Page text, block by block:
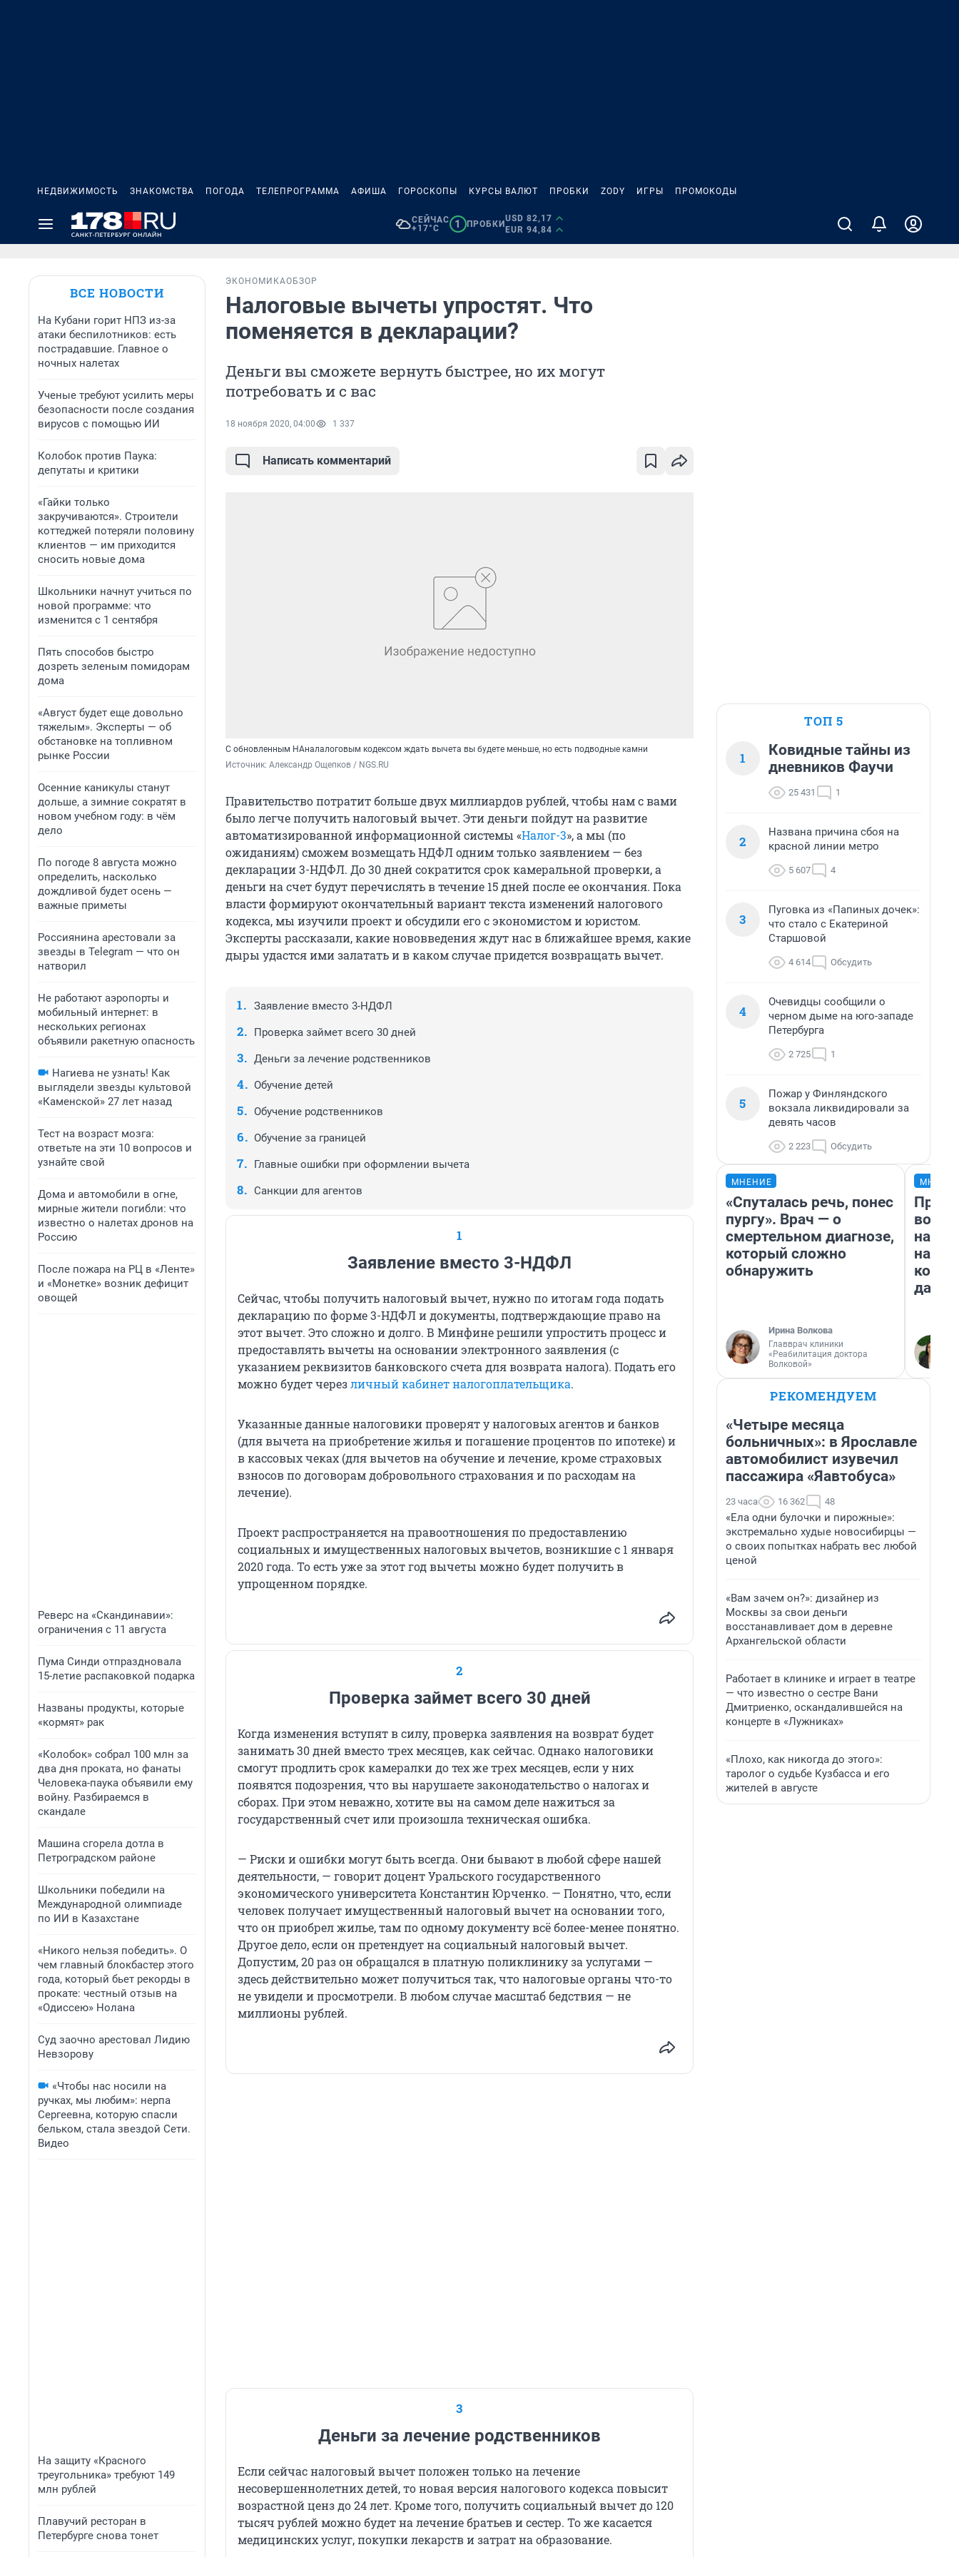
НЕДВИЖИМОСТЬ ЗНАКОМСТВА ПОГОДА ТЕЛЕПРОГРАММА АФИША ГОРОСКОПЫ КУРСЫ ВАЛЮТ ПРОБКИ ZODY ИГРЫ ПРОМОКОДЫ
СЕЙЧАС
+17°C
1 ПРОБКИ
USD 82,17
EUR 94,84
ВСЕ НОВОСТИ
На Кубани горит НПЗ из-за
атаки беспилотников: есть
пострадавшие. Главное о
ночных налетах
Ученые требуют усилить меры
безопасности после создания
вирусов с помощью ИИ
Колобок против Паука:
депутаты и критики
«Гайки только
закручиваются». Строители
коттеджей потеряли половину
клиентов — им приходится
сносить новые дома
Школьники начнут учиться по
новой программе: что
изменится с 1 сентября
Пять способов быстро
дозреть зеленым помидорам
дома
«Август будет еще довольно
тяжелым». Эксперты — об
обстановке на топливном
рынке России
Осенние каникулы станут
дольше, а зимние сократят в
новом учебном году: в чём
дело
По погоде 8 августа можно
определить, насколько
дождливой будет осень —
важные приметы
Россиянина арестовали за
звезды в Telegram — что он
натворил
Не работают аэропорты и
мобильный интернет: в
нескольких регионах
объявили ракетную опасность
Нагиева не узнать! Как
выглядели звезды культовой
«Каменской» 27 лет назад
Тест на возраст мозга:
ответьте на эти 10 вопросов и
узнайте свой
Дома и автомобили в огне,
мирные жители погибли: что
известно о налетах дронов на
Россию
После пожара на РЦ в «Ленте»
и «Монетке» возник дефицит
овощей
Реверс на «Скандинавии»:
ограничения с 11 августа
Пума Синди отпраздновала
15-летие распаковкой подарка
Названы продукты, которые
«кормят» рак
«Колобок» собрал 100 млн за
два дня проката, но фанаты
Человека-паука объявили ему
войну. Разбираемся в
скандале
Машина сгорела дотла в
Петроградском районе
Школьники победили на
Международной олимпиаде
по ИИ в Казахстане
«Никого нельзя победить». О
чем главный блокбастер этого
года, который бьет рекорды в
прокате: честный отзыв на
«Одиссею» Нолана
Суд заочно арестовал Лидию
Невзорову
«Чтобы нас носили на
ручках, мы любим»: нерпа
Сергеевна, которую спасли
бельком, стала звездой Сети.
Видео
На защиту «Красного
треугольника» требуют 149
млн рублей
Плавучий ресторан в
Петербурге снова тонет
ЭКОНОМИКАОБЗОР
Налоговые вычеты упростят. Что
поменяется в декларации?
Деньги вы сможете вернуть быстрее, но их могут
потребовать и с вас
18 ноября 2020, 04:00 1 337
Написать комментарий
С обновленным НАналалоговым кодексом ждать вычета вы будете меньше, но есть подводные камни
Источник: Александр Ощепков / NGS.RU
Правительство потратит больше двух миллиардов рублей, чтобы нам с вами
было легче получить налоговый вычет. Эти деньги пойдут на развитие
автоматизированной информационной системы «Налог-3», а мы (по
ожиданиям) сможем возмещать НДФЛ одним только заявлением — без
декларации 3-НДФЛ. До 30 дней сократится срок камеральной проверки, а
деньги на счет будут перечислять в течение 15 дней после ее окончания. Пока
власти формируют окончательный вариант текста изменений налогового
кодекса, мы изучили проект и обсудили его с экономистом и юристом.
Эксперты рассказали, какие нововведения ждут нас в ближайшее время, какие
дыры удастся ими залатать и в каком случае придется возвращать вычет.
Заявление вместо 3-НДФЛ
Проверка займет всего 30 дней
Деньги за лечение родственников
Обучение детей
Обучение родственников
Обучение за границей
Главные ошибки при оформлении вычета
Санкции для агентов
1
Заявление вместо 3-НДФЛ
Сейчас, чтобы получить налоговый вычет, нужно по итогам года подать
декларацию по форме 3-НДФЛ и документы, подтверждающие право на
этот вычет. Это сложно и долго. В Минфине решили упростить процесс и
предоставлять вычеты на основании электронного заявления (с
указанием реквизитов банковского счета для возврата налога). Подать его
можно будет черезличный кабинет налогоплательщика.
Указанные данные налоговики проверят у налоговых агентов и банков
(для вычета на приобретение жилья и погашение процентов по ипотеке) и
в кассовых чеках (для вычетов на обучение и лечение, кроме страховых
взносов по договорам добровольного страхования и по расходам на
лечение).
Проект распространяется на правоотношения по предоставлению
социальных и имущественных налоговых вычетов, возникшие с 1 января
2020 года. То есть уже за этот год вычеты можно будет получить в
упрощенном порядке.
2
Проверка займет всего 30 дней
Когда изменения вступят в силу, проверка заявления на возврат будет
занимать 30 дней вместо трех месяцев, как сейчас. Однако налоговики
смогут продлить срок камералки до тех же трех месяцев, если у них
появятся подозрения, что вы нарушаете законодательство о налогах и
сборах. При этом неважно, хотите вы на самом деле нажиться за
государственный счет или произошла техническая ошибка.
— Риски и ошибки могут быть всегда. Они бывают в любой сфере нашей
деятельности, — говорит доцент Уральского государственного
экономического университета Константин Юрченко. — Понятно, что, если
человек получает имущественный налоговый вычет на основании того,
что он приобрел жилье, там по одному документу всё более-менее понятно.
Другое дело, если он претендует на социальный налоговый вычет.
Допустим, 20 раз он обращался в платную поликлинику за услугами —
здесь действительно может получиться так, что налоговые органы что-то
не увидели и просмотрели. В любом случае масштаб бедствия — не
миллионы рублей.
3
Деньги за лечение родственников
Если сейчас налоговый вычет положен только на лечение
несовершеннолетних детей, то новая версия налогового кодекса повысит
возрастной ценз до 24 лет. Кроме того, получить социальный вычет до 120
тысяч рублей можно будет на лечение братьев и сестер. То же касается
медицинских услуг, покупки лекарств и затрат на образование.
ТОП 5
1
Ковидные тайны из
дневников Фаучи
25 431 1
2
Названа причина сбоя на
красной линии метро
5 607 4
3
Пуговка из «Папиных дочек»:
что стало с Екатериной
Старшовой
4 614 Обсудить
4
Очевидцы сообщили о
черном дыме на юго-западе
Петербурга
2 725 1
5
Пожар у Финляндского
вокзала ликвидировали за
девять часов
2 223 Обсудить
МНЕНИЕ
«Спуталась речь, понес
пургу». Врач — о
смертельном диагнозе,
который сложно
обнаружить
Ирина Волкова
Главврач клиники
«Реабилитация доктора
Волковой»
нам
даже
РЕКОМЕНДУЕМ
«Четыре месяца
больничных»: в Ярославле
автомобилист изувечил
пассажира «Яавтобуса»
23 часа 16 362 48
«Ела одни булочки и пирожные»:
экстремально худые новосибирцы —
о своих попытках набрать вес любой
ценой
«Вам зачем он?»: дизайнер из
Москвы за свои деньги
восстанавливает дом в деревне
Архангельской области
Работает в клинике и играет в театре
— что известно о сестре Вани
Дмитриенко, оскандалившейся на
концерте в «Лужниках»
«Плохо, как никогда до этого»:
таролог о судьбе Кузбасса и его
жителей в августе